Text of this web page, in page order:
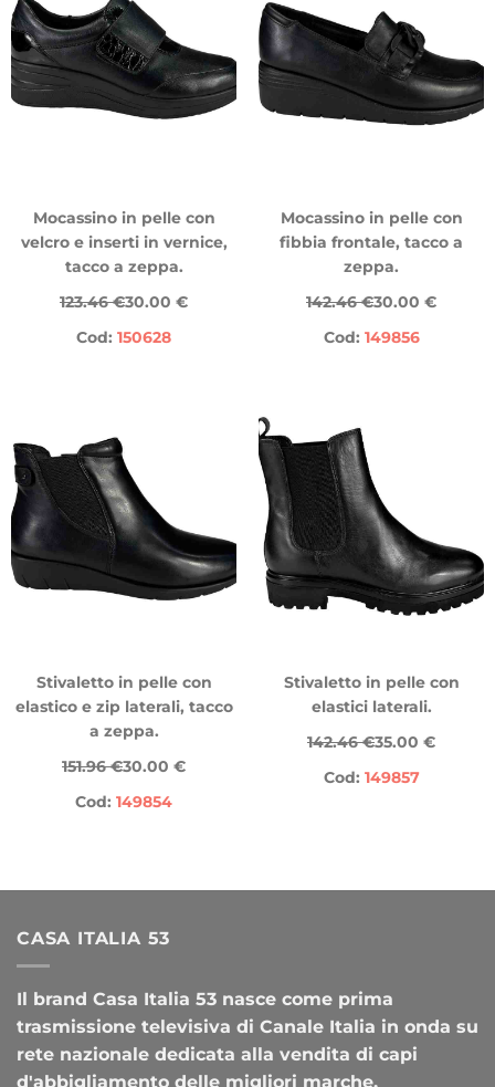
Mocassino in pelle con
velcro e inserti in vernice,
tacco a zeppa.
123.46 €30.00 €
Cod: 150628
Mocassino in pelle con
fibbia frontale, tacco a
zeppa.
142.46 €30.00 €
Cod: 149856
Stivaletto in pelle con
elastico e zip laterali, tacco
a zeppa.
151.96 €30.00 €
Cod: 149854
Stivaletto in pelle con
elastici laterali.
142.46 €35.00 €
Cod: 149857
CASA ITALIA 53
Il brand Casa Italia 53 nasce come prima
trasmissione televisiva di Canale Italia in onda su
rete nazionale dedicata alla vendita di capi
d'abbigliamento delle migliori marche.